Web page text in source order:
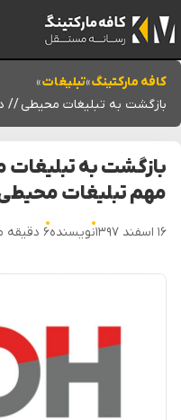
کافه مارکتینگ»تبلیغات»
بازگشت به تبلیغات محیطی //
بازگشت به
مهم تبلیغات
۱۶ اسفند ۱۳۹۷ نویسنده۶ دقیقه مطالعه